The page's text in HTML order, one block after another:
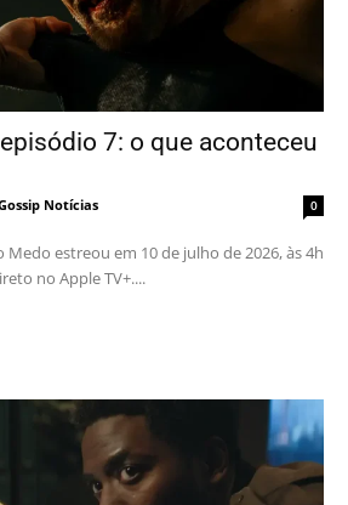
7: o que aconteceu
Notícias 0
Medo estreou em 10 de julho de 2026, às 4h
no Apple TV+....